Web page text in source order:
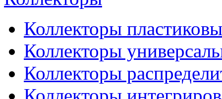
Коллекторы
Коллекторы
Коллекторы